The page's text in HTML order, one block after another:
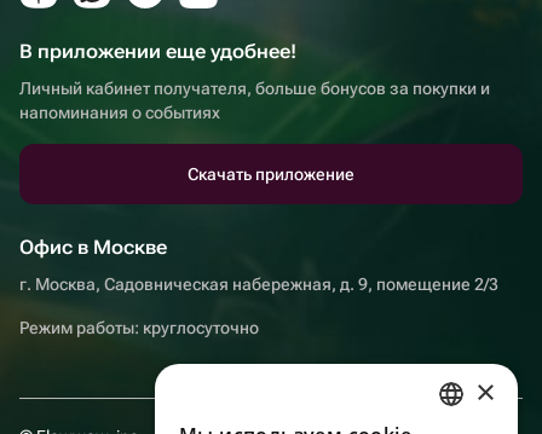
В приложении еще удобнее!
Личный кабинет получателя, больше бонусов за покупки и
напоминания о событиях
Скачать приложение
Офис в Москве
г. Москва, Садовническая набережная, д. 9, помещение 2/3
Режим работы: круглосуточно
×